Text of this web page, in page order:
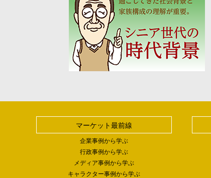
マーケット最前線
企業事例から学ぶ
行政事例から学ぶ
メディア事例から学ぶ
キャラクター事例から学ぶ